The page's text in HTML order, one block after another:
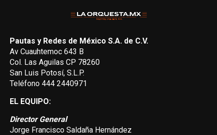
Pautas y Redes de México S.A. de C.V.
Av Cuauhtemoc 643 B
Col. Las Aguilas CP 78260
San Luis Potosí, S.L.P.
Teléfono 444 2440971
EL EQUIPO:
Director General
Jorge Francisco Saldaña Hernández